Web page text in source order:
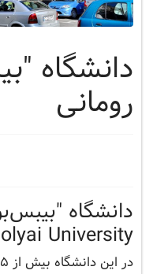
دانشگاه
رومانی
University